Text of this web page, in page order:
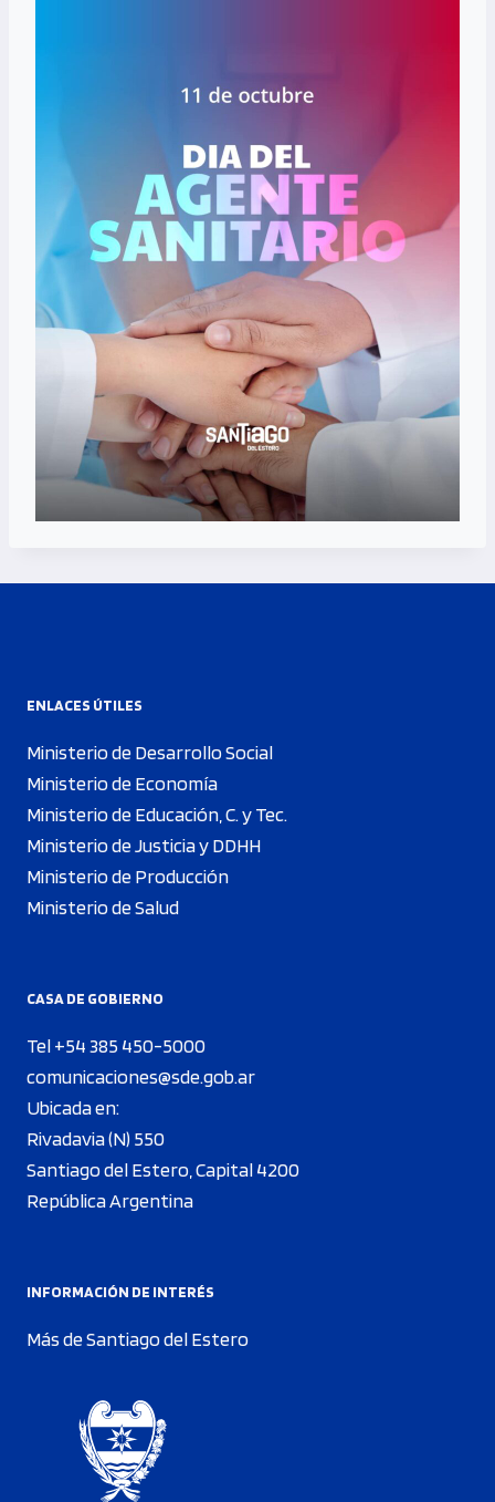
ENLACES ÚTILES
Ministerio de Desarrollo Social
Ministerio de Economía
Ministerio de Educación, C. y Tec.
Ministerio de Justicia y DDHH
Ministerio de Producción
Ministerio de Salud
CASA DE GOBIERNO
Tel +54 385 450-5000
comunicaciones@sde.gob.ar
Ubicada en:
Rivadavia (N) 550
Santiago del Estero, Capital 4200
República Argentina
INFORMACIÓN DE INTERÉS
Más de Santiago del Estero